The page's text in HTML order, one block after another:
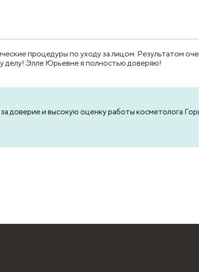
процедуры по уходу за лицом. Результатом
делу! Элле Юрьевне я полностью доверяю!
доверие и высокую оценку работы косметолога